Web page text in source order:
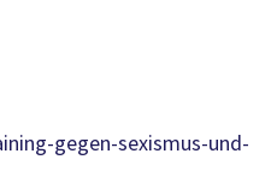
gegen-sexismus-und-